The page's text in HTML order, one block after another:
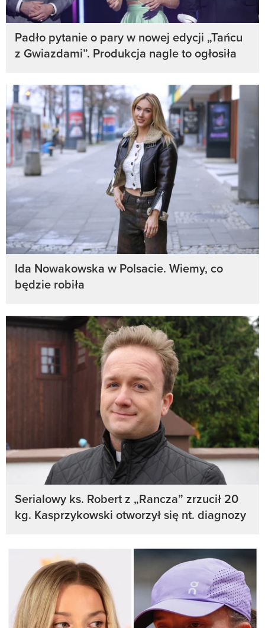
Padło pytanie o pary w nowej edycji „Tańcu
z Gwiazdami”. Produkcja nagle to ogłosiła
Ida Nowakowska w Polsacie. Wiemy, co
będzie robiła
Serialowy ks. Robert z „Rancza” zrzucił 20
kg. Kasprzykowski otworzył się nt. diagnozy